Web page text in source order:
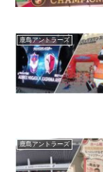
鹿島アントラーズ
鹿島アントラーズ